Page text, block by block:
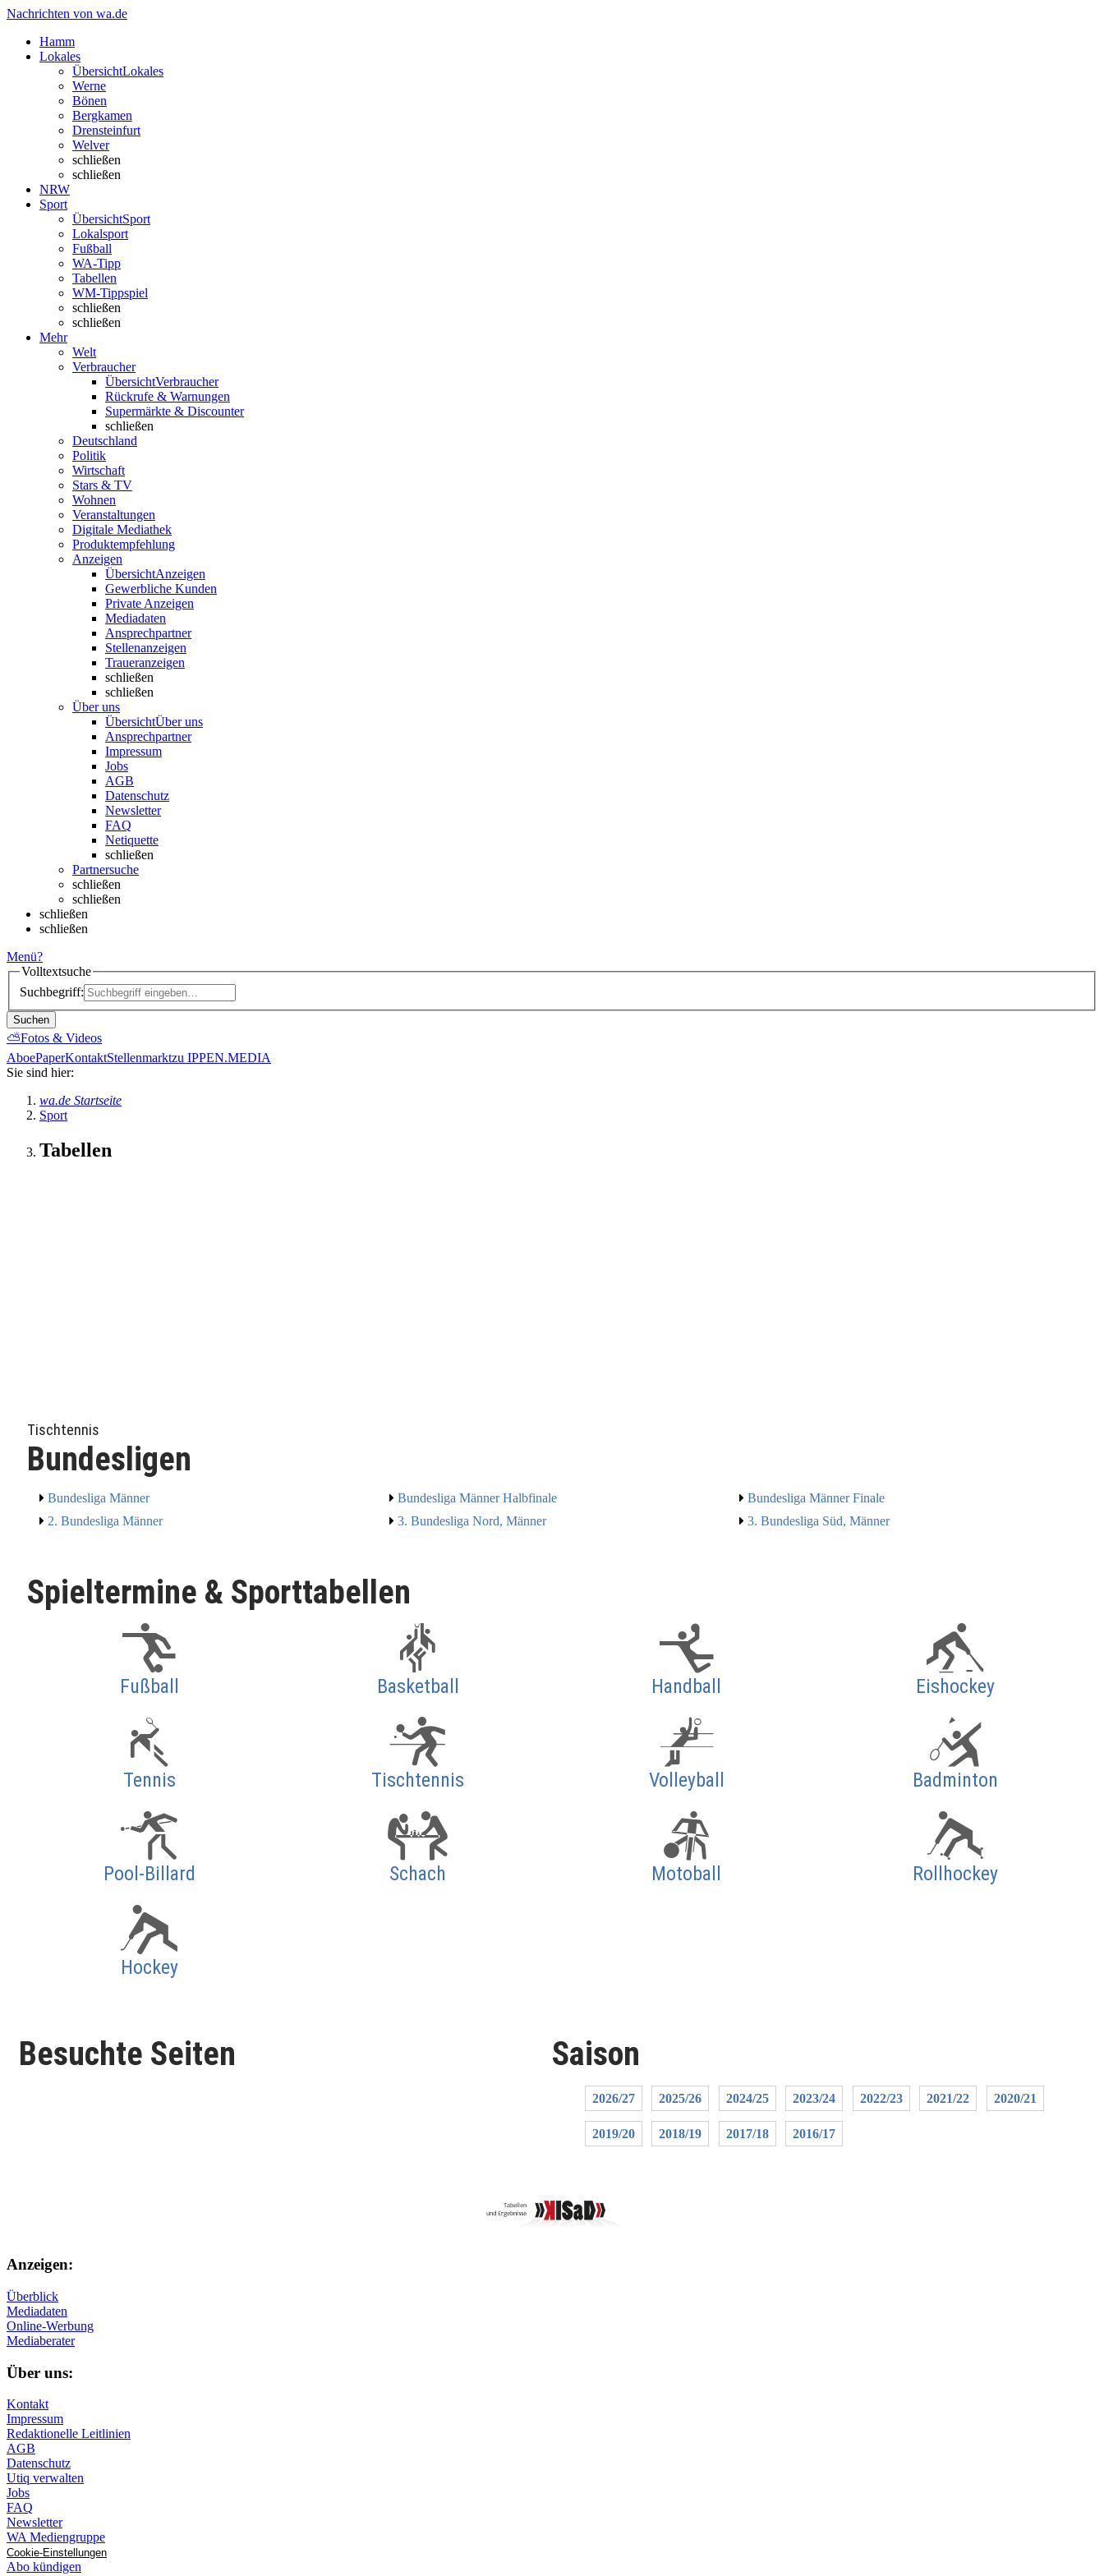
Nachrichten von wa.de
Hamm
Lokales
ÜbersichtLokales
Werne
Bönen
Bergkamen
Drensteinfurt
Welver
schließen
schließen
NRW
Sport
ÜbersichtSport
Lokalsport
Fußball
WA-Tipp
Tabellen
WM-Tippspiel
schließen
schließen
Mehr
Welt
Verbraucher
ÜbersichtVerbraucher
Rückrufe & Warnungen
Supermärkte & Discounter
schließen
Deutschland
Politik
Wirtschaft
Stars & TV
Wohnen
Veranstaltungen
Digitale Mediathek
Produktempfehlung
Anzeigen
ÜbersichtAnzeigen
Gewerbliche Kunden
Private Anzeigen
Mediadaten
Ansprechpartner
Stellenanzeigen
Traueranzeigen
schließen
schließen
Über uns
ÜbersichtÜber uns
Ansprechpartner
Impressum
Jobs
AGB
Datenschutz
Newsletter
FAQ
Netiquette
schließen
Partnersuche
schließen
schließen
schließen
schließen
Menü?
Volltextsuche
Suchbegriff:
Suchen
⛅Fotos & Videos
AboePaperKontaktStellenmarktzu IPPEN.MEDIA
Sie sind hier:
wa.de Startseite
Sport
Tabellen
Tischtennis
Bundesligen
Bundesliga Männer Bundesliga Männer Halbfinale
Bundesliga Männer Finale
2. Bundesliga Männer
3. Bundesliga Nord, Männer 3. Bundesliga Süd, Männer
Spieltermine & Sporttabellen
Fußball Basketball Handball Eishockey
Tennis Tischtennis Volleyball Badminton
Pool-Billard Schach Motoball Rollhockey
Hockey
Besuchte Seiten Saison
2026/27 2025/26 2024/25 2023/24 2022/23 2021/22 2020/21
2019/20 2018/19 2017/18 2016/17
Anzeigen:
Überblick
Mediadaten
Online-Werbung
Mediaberater
Über uns:
Kontakt
Impressum
Redaktionelle Leitlinien
AGB
Datenschutz
Utiq verwalten
Jobs
FAQ
Newsletter
WA Mediengruppe
Cookie-Einstellungen
Abo kündigen